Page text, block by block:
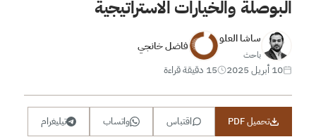
البوصلة والخيارات الاستراتيجية
ساشا العلو
باحث
فاضل خانجي
10 أبريل 2025
15 دقيقة قراءة
تحميل PDF اقتباس واتساب تيليغرام